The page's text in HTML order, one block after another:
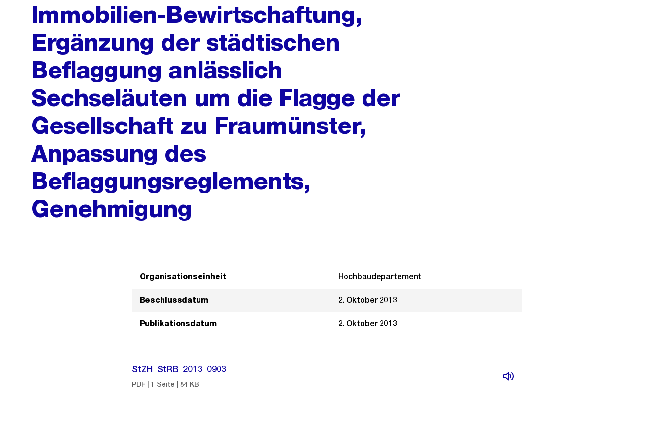
Immobilien-Bewirtschaftung,
Ergänzung der städtischen
Beflaggung anlässlich
Sechseläuten um die Flagge der
Gesellschaft zu Fraumünster,
Anpassung des
Beflaggungsreglements,
Genehmigung
Organisationseinheit Hochbaudepartement
Beschlussdatum 2. Oktober 2013
Publikationsdatum 2. Oktober 2013
StZH_StRB_2013_0903
PDF | 1 Seite | 84 KB